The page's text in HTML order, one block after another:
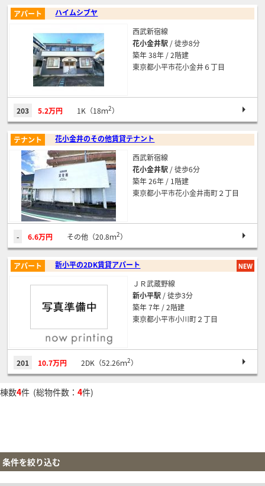
ハイムシブヤ
アパート
西武新宿線
花小金井駅 / 徒歩8分
築年 38年 / 2階建
東京都小平市花小金井６丁目
203 5.2万円 1K（18ｍ2）
花小金井のその他賃貸テナント
テナント
西武新宿線
花小金井駅 / 徒歩6分
築年 26年 / 1階建
東京都小平市花小金井南町２丁目
- 6.6万円 その他（20.8ｍ2）
新小平の2DK賃貸アパート
アパート
ＪＲ武蔵野線
新小平駅 / 徒歩3分
築年 7年 / 2階建
東京都小平市小川町２丁目
201 10.7万円 2DK（52.26ｍ2）
棟数4件 (総物件数： 4件)
条件を絞り込む